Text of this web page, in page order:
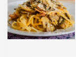
Паста с
сытное, калорийное